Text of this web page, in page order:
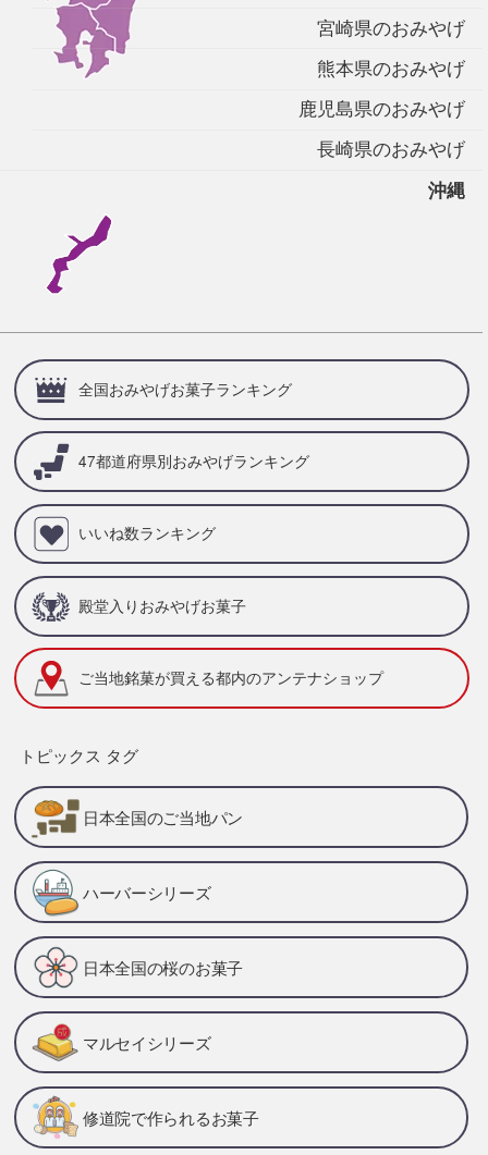
宮崎県のおみやげ
熊本県のおみやげ
鹿児島県のおみやげ
長崎県のおみやげ
沖縄
全国おみやげお菓子ランキング
47都道府県別おみやげランキング
いいね数ランキング
殿堂入りおみやげお菓子
ご当地銘菓が買える都内のアンテナショップ
トピックス タグ
日本全国のご当地パン
ハーバーシリーズ
日本全国の桜のお菓子
マルセイシリーズ
修道院で作られるお菓子